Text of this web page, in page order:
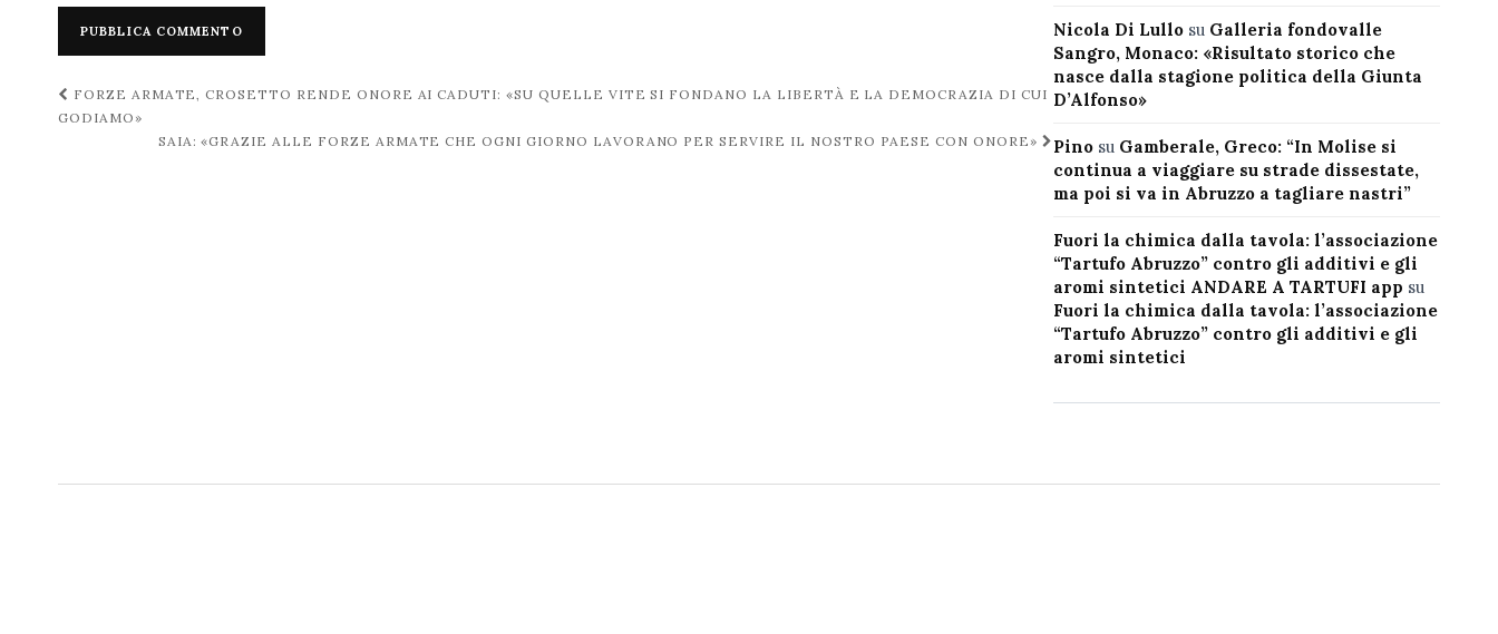
Navigazione
post
FORZE ARMATE, CROSETTO RENDE ONORE AI CADUTI: «SU QUELLE VITE SI FONDANO LA LIBERTÀ E LA DEMOCRAZIA DI CUI
GODIAMO»
SAIA: «GRAZIE ALLE FORZE ARMATE CHE OGNI GIORNO LAVORANO PER SERVIRE IL NOSTRO PAESE CON ONORE»
Nicola Di Lullosu Galleria fondovalle
Sangro, Monaco: «Risultato storico che
nasce dalla stagione politica della Giunta
D’Alfonso»
Pinosu Gamberale, Greco: “In Molise si
continua a viaggiare su strade dissestate,
ma poi si va in Abruzzo a tagliare nastri”
Fuori la chimica dalla tavola: l’associazione
“Tartufo Abruzzo” contro gli additivi e gli
aromi sintetici ANDARE A TARTUFI app su
Fuori la chimica dalla tavola: l’associazione
“Tartufo Abruzzo” contro gli additivi e gli
aromi sintetici